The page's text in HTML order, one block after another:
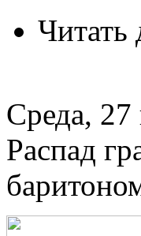
Читать
Среда,
Распад